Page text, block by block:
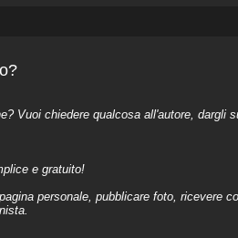
Vuoi chiedere qualcosa all'autore,
e gratuito!
personale, pubblicare foto, ricevere